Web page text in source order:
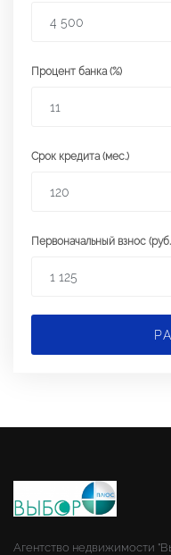
Процент банка (%)
Срок кредита (мес.)
Первоначальный взнос
Агентство недвижимости